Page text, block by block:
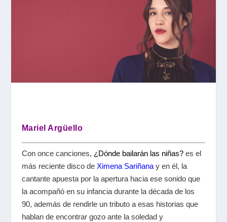
Mariel Argüello
Con once canciones, ¿Dónde bailarán las niñas?es el
más reciente disco de Ximena Sariñanay en él, la
cantante apuesta por la apertura hacia ese sonido que
la acompañó en su infancia durante la década de los
90, además de rendirle un tributo a esas historias que
hablan de encontrar gozo ante la soledad y